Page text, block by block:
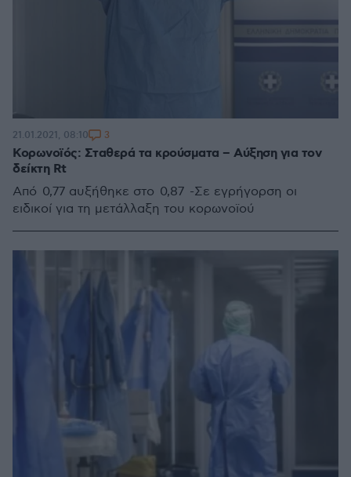
Κορωνοϊός: Σταθερά τα κρούσματα – Αύξηση για τον
δείκτη Rt
Από 0,77 αυξήθηκε στο 0,87 -Σε εγρήγορση οι
ειδικοί για τη μετάλλαξη του κορωνοϊού
21.01.2021, 08:10 3